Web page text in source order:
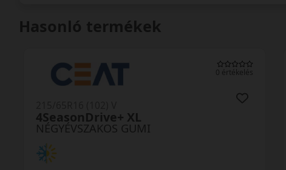
Hasonló termékek
0 értékelés
NÉGYÉVSZAKOS GUMI
4SeasonDrive+ XL